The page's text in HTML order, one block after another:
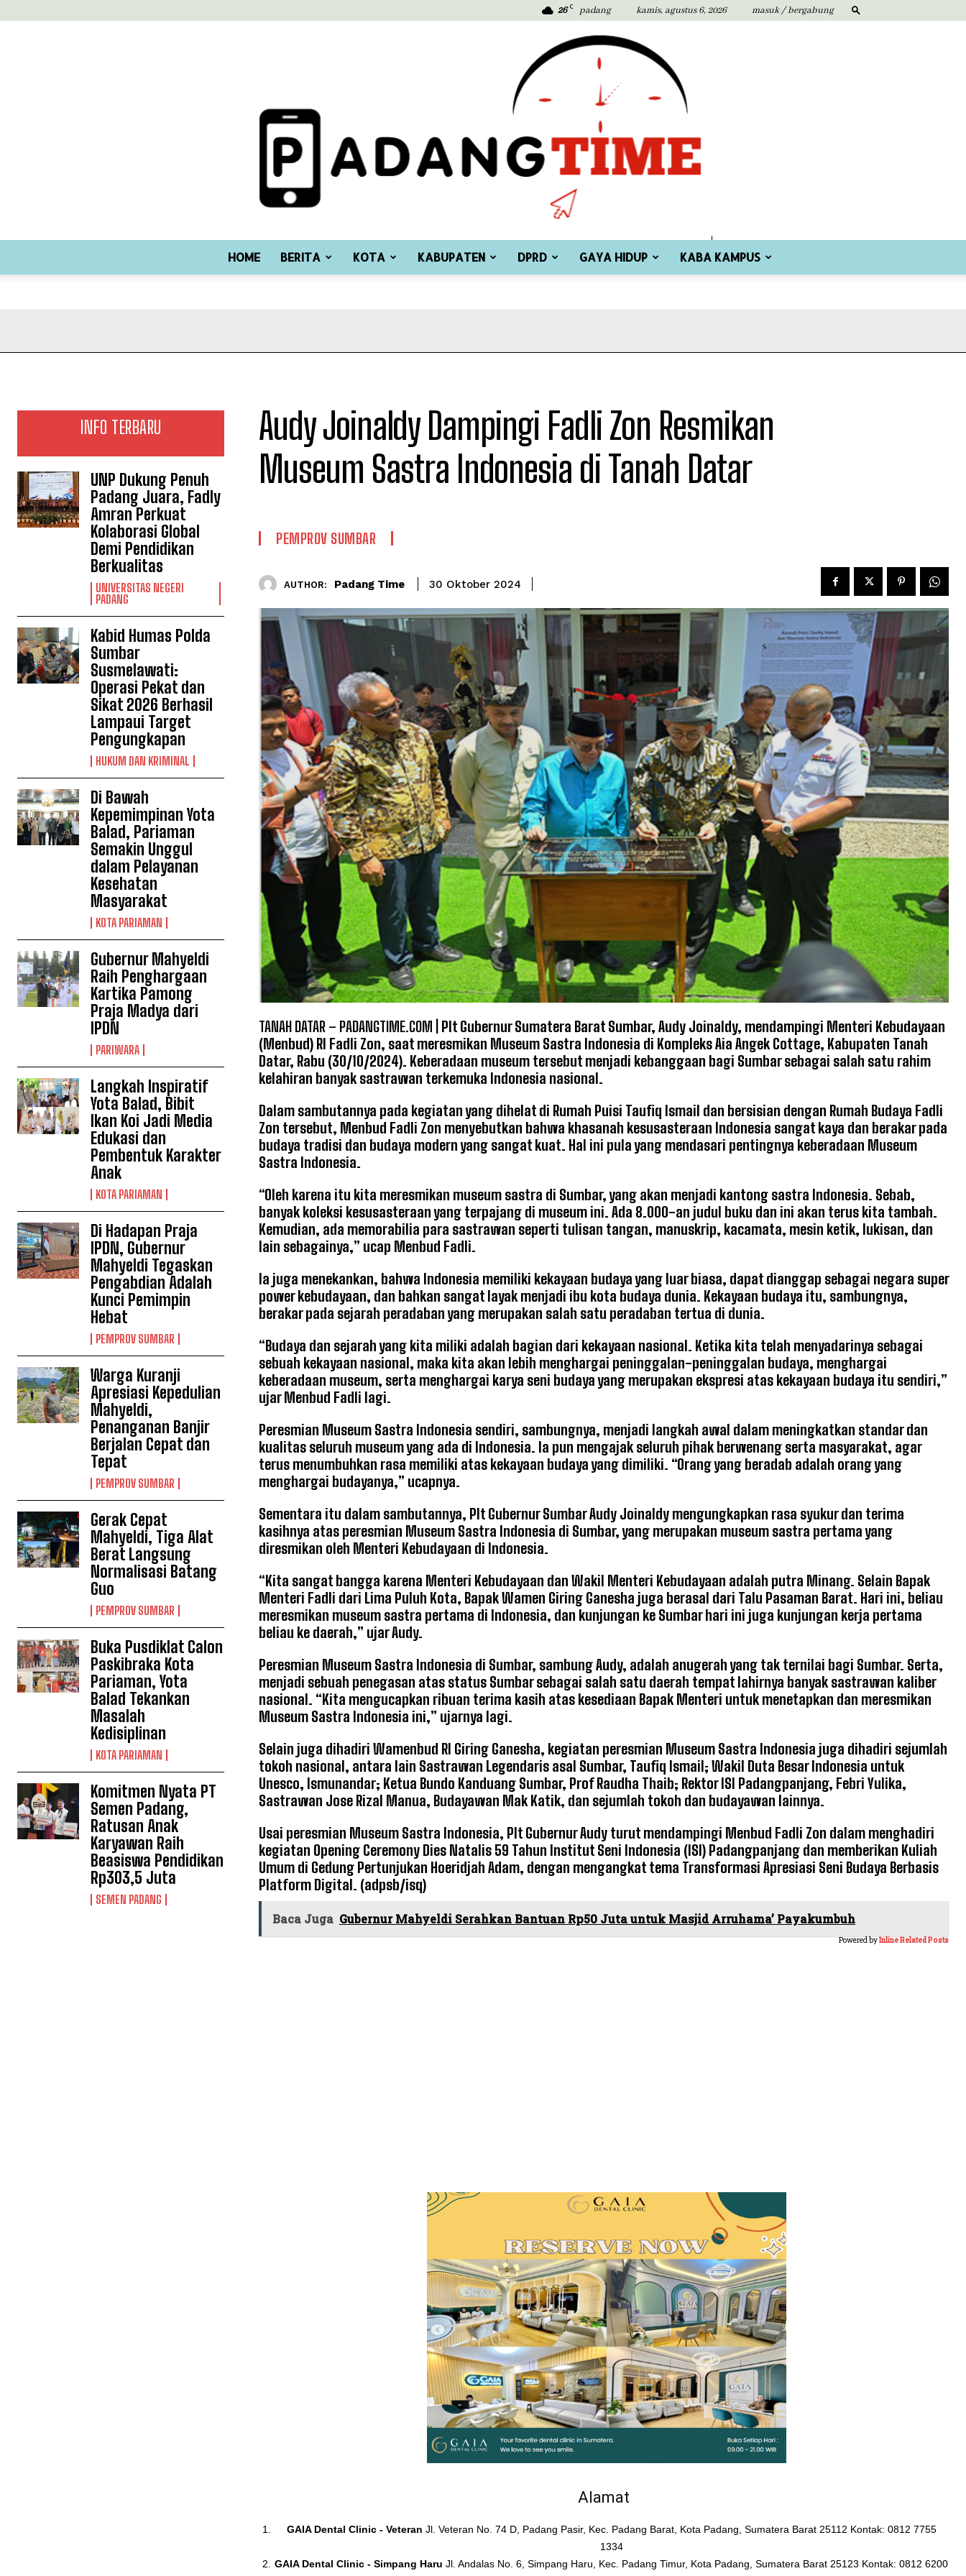
26 C padang kamis, agustus 6, 2026 masuk / bergabung
HOME BERITA KOTA KABUPATEN DPRD GAYA HIDUP KABA KAMPUS
INFO TERBARU
UNP Dukung Penuh
Padang Juara, Fadly
Amran Perkuat
Kolaborasi Global
Demi Pendidikan
Berkualitas
UNIVERSITAS NEGERI
PADANG
Kabid Humas Polda
Sumbar
Susmelawati:
Operasi Pekat dan
Sikat 2026 Berhasil
Lampaui Target
Pengungkapan
HUKUM DAN KRIMINAL
Di Bawah
Kepemimpinan Yota
Balad, Pariaman
Semakin Unggul
dalam Pelayanan
Kesehatan
Masyarakat
KOTA PARIAMAN
Gubernur Mahyeldi
Raih Penghargaan
Kartika Pamong
Praja Madya dari
IPDN
PARIWARA
Langkah Inspiratif
Yota Balad, Bibit
Ikan Koi Jadi Media
Edukasi dan
Pembentuk Karakter
Anak
KOTA PARIAMAN
Di Hadapan Praja
IPDN, Gubernur
Mahyeldi Tegaskan
Pengabdian Adalah
Kunci Pemimpin
Hebat
PEMPROV SUMBAR
Warga Kuranji
Apresiasi Kepedulian
Mahyeldi,
Penanganan Banjir
Berjalan Cepat dan
Tepat
PEMPROV SUMBAR
Gerak Cepat
Mahyeldi, Tiga Alat
Berat Langsung
Normalisasi Batang
Guo
PEMPROV SUMBAR
Buka Pusdiklat Calon
Paskibraka Kota
Pariaman, Yota
Balad Tekankan
Masalah
Kedisiplinan
KOTA PARIAMAN
Komitmen Nyata PT
Semen Padang,
Ratusan Anak
Karyawan Raih
Beasiswa Pendidikan
Rp303,5 Juta
SEMEN PADANG
Audy Joinaldy Dampingi Fadli Zon Resmikan
Museum Sastra Indonesia di Tanah Datar
PEMPROV SUMBAR
AUTHOR: Padang Time 30 Oktober 2024
TANAH DATAR – PADANGTIME.COM | Plt Gubernur Sumatera Barat Sumbar, Audy Joinaldy, mendampingi Menteri Kebudayaan
(Menbud) RI Fadli Zon, saat meresmikan Museum Sastra Indonesia di Kompleks Aia Angek Cottage, Kabupaten Tanah
Datar, Rabu (30/10/2024). Keberadaan museum tersebut menjadi kebanggaan bagi Sumbar sebagai salah satu rahim
kelahiran banyak sastrawan terkemuka Indonesia nasional.
Dalam sambutannya pada kegiatan yang dihelat di Rumah Puisi Taufiq Ismail dan bersisian dengan Rumah Budaya Fadli
Zon tersebut, Menbud Fadli Zon menyebutkan bahwa khasanah kesusasteraan Indonesia sangat kaya dan berakar pada
budaya tradisi dan budaya modern yang sangat kuat. Hal ini pula yang mendasari pentingnya keberadaan Museum
Sastra Indonesia.
“Oleh karena itu kita meresmikan museum sastra di Sumbar, yang akan menjadi kantong sastra Indonesia. Sebab,
banyak koleksi kesusasteraan yang terpajang di museum ini. Ada 8.000-an judul buku dan ini akan terus kita tambah.
Kemudian, ada memorabilia para sastrawan seperti tulisan tangan, manuskrip, kacamata, mesin ketik, lukisan, dan
lain sebagainya,” ucap Menbud Fadli.
Ia juga menekankan, bahwa Indonesia memiliki kekayaan budaya yang luar biasa, dapat dianggap sebagai negara super
power kebudayaan, dan bahkan sangat layak menjadi ibu kota budaya dunia. Kekayaan budaya itu, sambungnya,
berakar pada sejarah peradaban yang merupakan salah satu peradaban tertua di dunia.
“Budaya dan sejarah yang kita miliki adalah bagian dari kekayaan nasional. Ketika kita telah menyadarinya sebagai
sebuah kekayaan nasional, maka kita akan lebih menghargai peninggalan-peninggalan budaya, menghargai
keberadaan museum, serta menghargai karya seni budaya yang merupakan ekspresi atas kekayaan budaya itu sendiri,”
ujar Menbud Fadli lagi.
Peresmian Museum Sastra Indonesia sendiri, sambungnya, menjadi langkah awal dalam meningkatkan standar dan
kualitas seluruh museum yang ada di Indonesia. Ia pun mengajak seluruh pihak berwenang serta masyarakat, agar
terus menumbuhkan rasa memiliki atas kekayaan budaya yang dimiliki. “Orang yang beradab adalah orang yang
menghargai budayanya,” ucapnya.
Sementara itu dalam sambutannya, Plt Gubernur Sumbar Audy Joinaldy mengungkapkan rasa syukur dan terima
kasihnya atas peresmian Museum Sastra Indonesia di Sumbar, yang merupakan museum sastra pertama yang
diresmikan oleh Menteri Kebudayaan di Indonesia.
“Kita sangat bangga karena Menteri Kebudayaan dan Wakil Menteri Kebudayaan adalah putra Minang. Selain Bapak
Menteri Fadli dari Lima Puluh Kota, Bapak Wamen Giring Ganesha juga berasal dari Talu Pasaman Barat. Hari ini, beliau
meresmikan museum sastra pertama di Indonesia, dan kunjungan ke Sumbar hari ini juga kunjungan kerja pertama
beliau ke daerah,” ujar Audy.
Peresmian Museum Sastra Indonesia di Sumbar, sambung Audy, adalah anugerah yang tak ternilai bagi Sumbar. Serta,
menjadi sebuah penegasan atas status Sumbar sebagai salah satu daerah tempat lahirnya banyak sastrawan kaliber
nasional. “Kita mengucapkan ribuan terima kasih atas kesediaan Bapak Menteri untuk menetapkan dan meresmikan
Museum Sastra Indonesia ini,” ujarnya lagi.
Selain juga dihadiri Wamenbud RI Giring Ganesha, kegiatan peresmian Museum Sastra Indonesia juga dihadiri sejumlah
tokoh nasional, antara lain Sastrawan Legendaris asal Sumbar, Taufiq Ismail; Wakil Duta Besar Indonesia untuk
Unesco, Ismunandar; Ketua Bundo Kanduang Sumbar, Prof Raudha Thaib; Rektor ISI Padangpanjang, Febri Yulika,
Sastrawan Jose Rizal Manua, Budayawan Mak Katik, dan sejumlah tokoh dan budayawan lainnya.
Usai peresmian Museum Sastra Indonesia, Plt Gubernur Audy turut mendampingi Menbud Fadli Zon dalam menghadiri
kegiatan Opening Ceremony Dies Natalis 59 Tahun Institut Seni Indonesia (ISI) Padangpanjang dan memberikan Kuliah
Umum di Gedung Pertunjukan Hoeridjah Adam, dengan mengangkat tema Transformasi Apresiasi Seni Budaya Berbasis
Platform Digital. (adpsb/isq)
Baca Juga Gubernur Mahyeldi Serahkan Bantuan Rp50 Juta untuk Masjid Arruhama’ Payakumbuh
Powered byInline Related Posts
Alamat
GAIA Dental Clinic - Veteran Jl. Veteran No. 74 D, Padang Pasir, Kec. Padang Barat, Kota Padang, Sumatera Barat 25112 Kontak: 0812 7755
1334
GAIA Dental Clinic - Simpang Haru Jl. Andalas No. 6, Simpang Haru, Kec. Padang Timur, Kota Padang, Sumatera Barat 25123 Kontak: 0812 6200